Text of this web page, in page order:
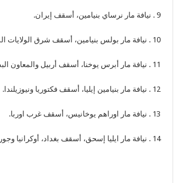
9 . نيافة مار نرساي بنيامين، أسقف إيران.
10 . نيافة مار بولس بنيامين، أسقف شرق الولايات المتحدة الاميركية.
11 . نيافة مار أبرس يوخنا، أسقف أربيل والمعاون البطريركي.
12 . نيافة مار بنيامين إيليا، أسقف فكتوريا ونيوزيلندا.
13 . نيافة مار اوراهم يوخانيس، أسقف غرب اوربا.
14 . نيافة مار ايليا إسحق، أسقف بغداد، أوكرانيا وجورجيا.